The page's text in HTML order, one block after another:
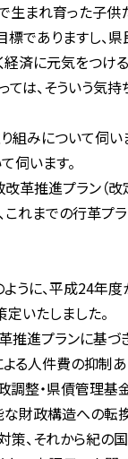
で生まれ育った子
でありますし、
済に元気をつけ
ては、そういう気
組みについて伺い
伺います。
推進プラン（改
れまでの行革プ
うに、平成24年
いたしました。
進プランに基
よる人件費の抑
整・県債管理基
な財政構造への
策、それから紀